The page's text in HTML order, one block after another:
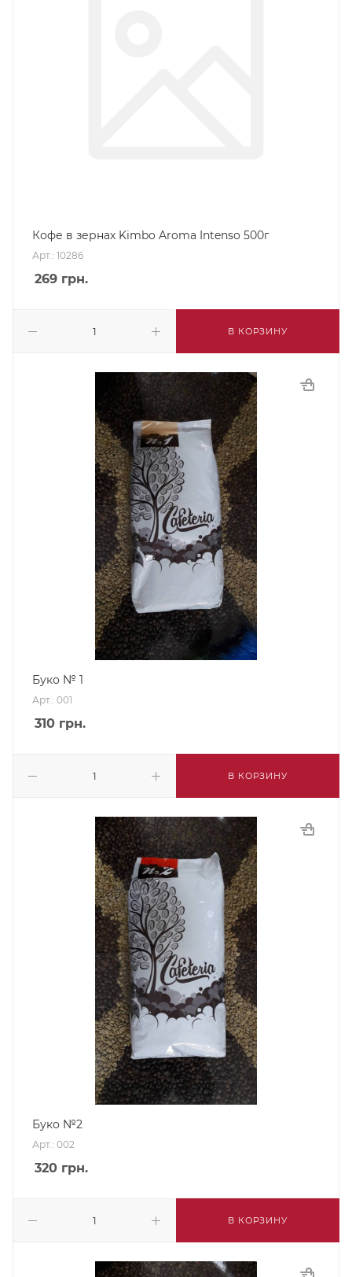
Кофе в зернах Kimbo Aroma Intenso 500г
Арт.: 10286
269 грн.
В КОРЗИНУ
Буко № 1
Арт.: 001
310 грн.
В КОРЗИНУ
Буко №2
Арт.: 002
320 грн.
В КОРЗИНУ